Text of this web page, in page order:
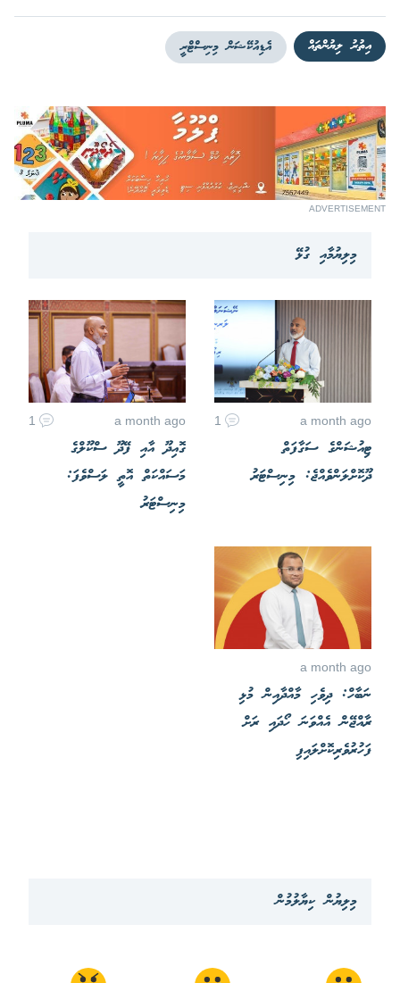
އިތުރު ލިޔުންތައް އެޑިއުކޭޝަން މިނިސްޓްރީ
ADVERTISEMENT
މިލިޔުމާއި ގުޅޭ
a month ago
1
ޓިއުޝަންގެ ސަގާފަތް
ދޫކޮށްލަންވެއްޖެ: މިނިސްޓަރު
a month ago
1
ގޮއިދޫ އާއި ފޭދޫ ސްކޫލްގެ
މަސައްކަތް އޮތީ ލަސްވެފަ:
މިނިސްޓަރު
a month ago
ނަބާހް: ދިވެހި މާއްދާއިން މުޅި
ރާއްޖޭން އެއްވަނަ ހޯދައި ރަށް
ފަހުރުވެރިކޮށްލައިފި
މިލިޔުން ކިޔާލުމުން